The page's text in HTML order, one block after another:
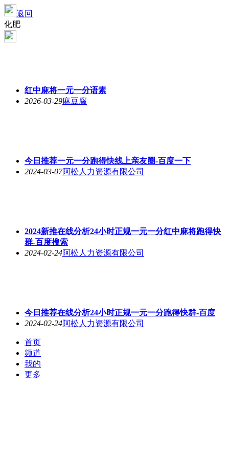
返回
化肥
红中麻将一元一分语素
2026-03-29麻豆腐
今日推荐一元一分跑得快线上亲友圈-百度一下
2024-03-07阿松人力资源有限公司
2024新推在线分析24小时正规一元一分红中麻将跑得快
群-百度搜索
2024-02-24阿松人力资源有限公司
今日推荐在线分析24小时正规一元一分跑得快群-百度
2024-02-24阿松人力资源有限公司
首页
频道
我的
更多